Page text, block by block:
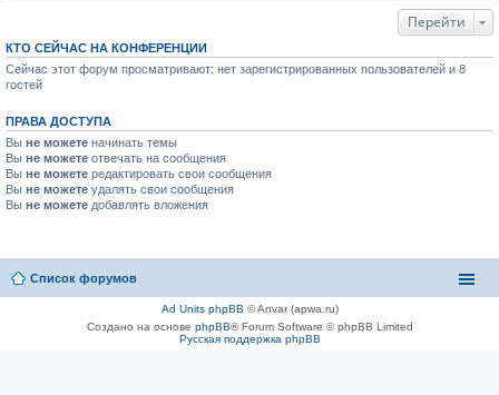
Перейти
КТО СЕЙЧАС НА КОНФЕРЕНЦИИ
Сейчас этот форум просматривают: нет зарегистрированных пользователей и 8
гостей
ПРАВА ДОСТУПА
Вы не можете начинать темы
Вы не можете отвечать на сообщения
Вы не можете редактировать свои сообщения
Вы не можете удалять свои сообщения
Вы не можете добавлять вложения
Список форумов
Ad Units phpBB © Anvar (apwa.ru)
Создано на основе phpBB® Forum Software © phpBB Limited
Русская поддержка phpBB